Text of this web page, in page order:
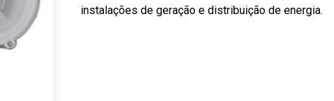
instalações de geração e distribuição de energia.